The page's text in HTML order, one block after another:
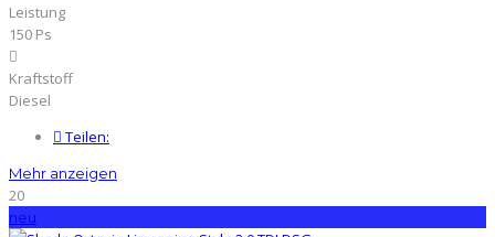
Leistung
150 Ps
Kraftstoff
Diesel
Teilen:
Mehr anzeigen
20
neu